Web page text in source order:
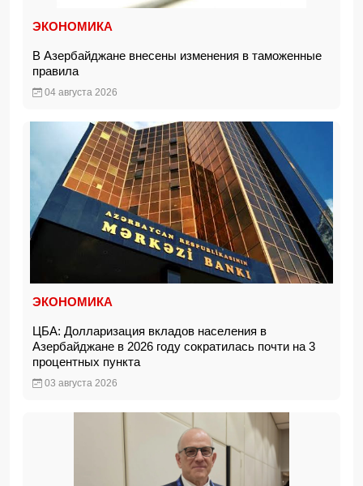
ЭКОНОМИКА
В Азербайджане внесены изменения в таможенные
правила
04 августа 2026
ЭКОНОМИКА
ЦБА: Долларизация вкладов населения в
Азербайджане в 2026 году сократилась почти на 3
процентных пункта
03 августа 2026